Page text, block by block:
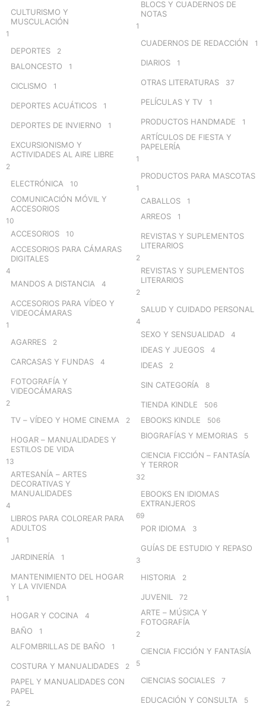
CULTURISMO Y
MUSCULACIÓN
1
DEPORTES 2
BALONCESTO 1
CICLISMO 1
DEPORTES ACUÁTICOS 1
DEPORTES DE INVIERNO 1
EXCURSIONISMO Y
ACTIVIDADES AL AIRE LIBRE
2
ELECTRÓNICA 10
COMUNICACIÓN MÓVIL Y
ACCESORIOS
10
ACCESORIOS 10
ACCESORIOS PARA CÁMARAS
DIGITALES
4
MANDOS A DISTANCIA 4
ACCESORIOS PARA VÍDEO Y
VIDEOCÁMARAS
1
AGARRES 2
CARCASAS Y FUNDAS 4
FOTOGRAFÍA Y
VIDEOCÁMARAS
2
TV – VÍDEO Y HOME CINEMA 2
HOGAR – MANUALIDADES Y
ESTILOS DE VIDA
13
ARTESANÍA – ARTES
DECORATIVAS Y
MANUALIDADES
4
LIBROS PARA COLOREAR PARA
ADULTOS
1
JARDINERÍA 1
MANTENIMIENTO DEL HOGAR
Y LA VIVIENDA
1
HOGAR Y COCINA 4
BAÑO 1
ALFOMBRILLAS DE BAÑO 1
COSTURA Y MANUALIDADES 2
PAPEL Y MANUALIDADES CON
PAPEL
2
BLOCS Y CUADERNOS DE
NOTAS
1
CUADERNOS DE REDACCIÓN 1
DIARIOS 1
OTRAS LITERATURAS 37
PELÍCULAS Y TV 1
PRODUCTOS HANDMADE 1
ARTÍCULOS DE FIESTA Y
PAPELERÍA
1
PRODUCTOS PARA MASCOTAS
1
CABALLOS 1
ARREOS 1
REVISTAS Y SUPLEMENTOS
LITERARIOS
2
REVISTAS Y SUPLEMENTOS
LITERARIOS
2
SALUD Y CUIDADO PERSONAL
4
SEXO Y SENSUALIDAD 4
IDEAS Y JUEGOS 4
IDEAS 2
SIN CATEGORÍA 8
TIENDA KINDLE 506
EBOOKS KINDLE 506
BIOGRAFÍAS Y MEMORIAS 5
CIENCIA FICCIÓN – FANTASÍA
Y TERROR
32
EBOOKS EN IDIOMAS
EXTRANJEROS
69
POR IDIOMA 3
GUÍAS DE ESTUDIO Y REPASO
3
HISTORIA 2
JUVENIL 72
ARTE – MÚSICA Y
FOTOGRAFÍA
2
CIENCIA FICCIÓN Y FANTASÍA
5
CIENCIAS SOCIALES 7
EDUCACIÓN Y CONSULTA 5